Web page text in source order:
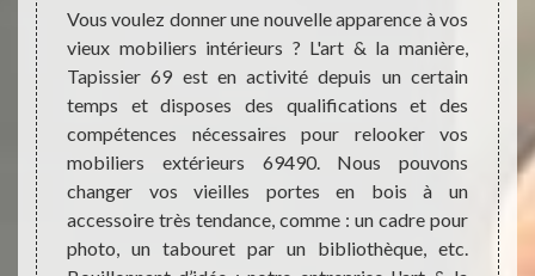
une
non
& la
et
vos
vos
et
Vous voulez donner une nouvelle apparence à vos
vieux mobiliers intérieurs ? L'art & la manière,
Tapissier 69 est en activité depuis un certain
temps et disposes des qualifications et des
compétences nécessaires pour relooker vos
mobiliers extérieurs 69490. Nous pouvons
changer vos vieilles portes en bois à un
accessoire très tendance, comme : un cadre pour
photo, un tabouret par un bibliothèque, etc.
vous
à
de